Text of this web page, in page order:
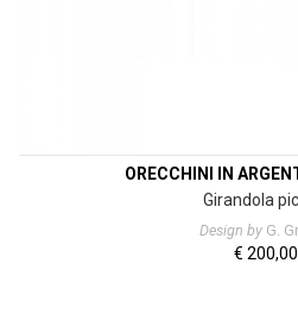
ORECCHINI IN
Girandola
Design by G.
€ 200,00